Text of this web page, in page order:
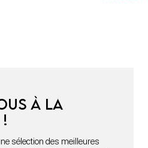
à la
sélection des meilleures